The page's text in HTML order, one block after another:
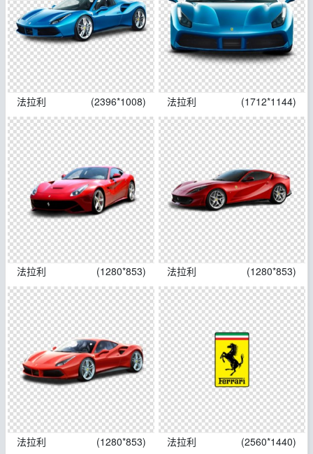
法拉利 (2396*1008) 法拉利 (1712*1144)
法拉利 (1280*853) 法拉利 (1280*853)
法拉利 (1280*853) 法拉利 (2560*1440)